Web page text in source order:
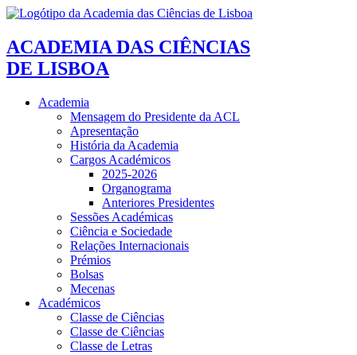
ACADEMIA DAS CIÊNCIAS
DE LISBOA
Academia
Mensagem do Presidente da ACL
Apresentação
História da Academia
Cargos Académicos
2025-2026
Organograma
Anteriores Presidentes
Sessões Académicas
Ciência e Sociedade
Relações Internacionais
Prémios
Bolsas
Mecenas
Académicos
Classe de Ciências
Classe de Ciências
Classe de Letras